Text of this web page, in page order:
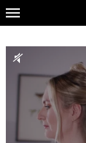
Skip
to
main
content
Moda
Ślub i wesele
Styl życia